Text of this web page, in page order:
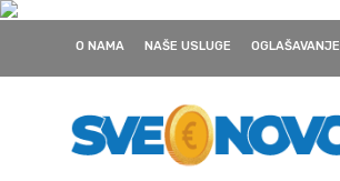
O NAMA NAŠE USLUGE OGLAŠAVANJE